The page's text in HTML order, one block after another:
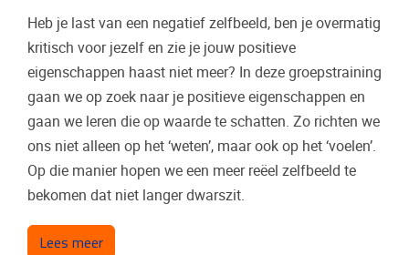
Heb je last van een negatief zelfbeeld, ben je overmatig
kritisch voor jezelf en zie je jouw positieve
eigenschappen haast niet meer? In deze groepstraining
gaan we op zoek naar je positieve eigenschappen en
gaan we leren die op waarde te schatten. Zo richten we
ons niet alleen op het ‘weten’, maar ook op het ‘voelen’.
Op die manier hopen we een meer reëel zelfbeeld te
bekomen dat niet langer dwarszit.
Lees meerover Jij in de spotlight: boost je zelfbeeld